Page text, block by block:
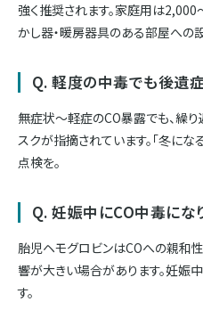
強く推奨されます。家庭用は
かし器・暖房器具のある部屋への
Q. 軽度の中毒でも後遺
無症状〜軽症のCO暴露でも、繰
スクが指摘されています。「冬に
点検を。
Q. 妊娠中にCO中毒にな
胎児ヘモグロビンはCOへの親和
響が大きい場合があります。妊娠
す。